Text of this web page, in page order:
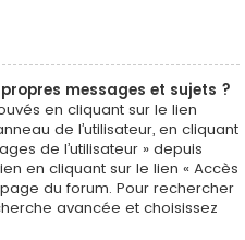
messages et sujets ?
en cliquant sur le lien
de l’utilisateur, en cliquant
de l’utilisateur » depuis
en cliquant sur le lien « Accès
du forum. Pour rechercher
avancée et choisissez